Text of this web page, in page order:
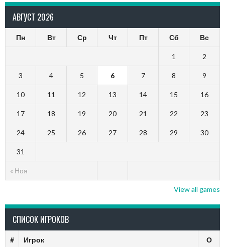
АВГУСТ 2026
Пн Вт Ср Чт Пт Сб Вс
« Ноя
1 2
3 4 5 6 7 8 9
10 11 12 13 14 15 16
17 18 19 20 21 22 23
24 25 26 27 28 29 30
31
View all games
СПИСОК ИГРОКОВ
# Игрок О